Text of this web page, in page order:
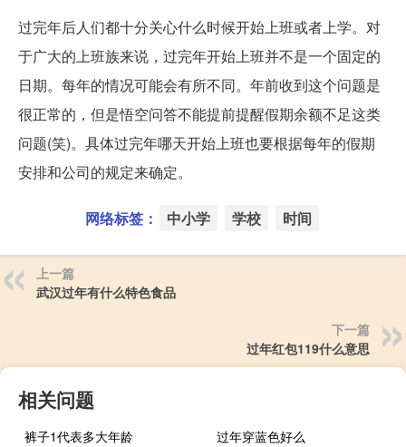
过完年后人们都十分关心什么时候开始上班或者上学。对
于广大的上班族来说，过完年开始上班并不是一个固定的
日期。每年的情况可能会有所不同。年前收到这个问题是
很正常的，但是悟空问答不能提前提醒假期余额不足这类
问题(笑)。具体过完年哪天开始上班也要根据每年的假期
安排和公司的规定来确定。
网络标签： 中小学 学校 时间
上一篇
武汉过年有什么特色食品
下一篇
过年红包119什么意思
相关问题
裤子1代表多大年龄
过年穿蓝色好么